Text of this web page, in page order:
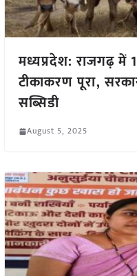
मध्यप्रदेश: राजगढ़ में
टीकाकरण पूरा,
सब्सिडी
August 5, 2025